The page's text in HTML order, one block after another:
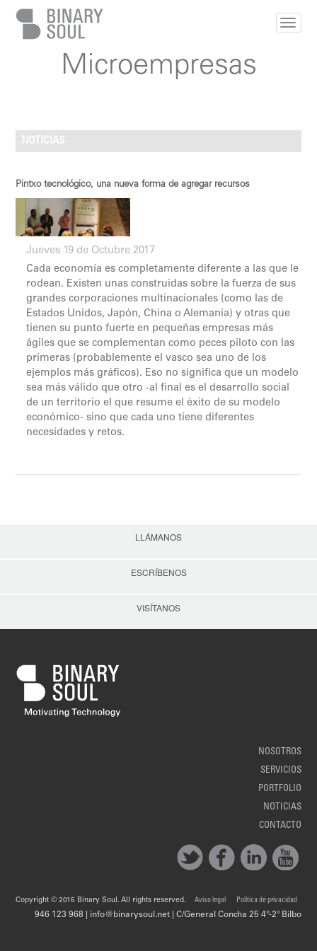
Pasar al contenido principalMicroempresas
NOTICIAS
Pintxo tecnológico, una nueva forma de agregar recursos
Jueves 19 de Octubre 2017
Cada economía es completamente diferente a las que le
rodean. Existen unas construidas sobre la fuerza de sus
grandes corporaciones multinacionales (como las de
Estados Unidos, Japón, China o Alemania) y otras que
tienen su punto fuerte en pequeñas empresas más
ágiles que se complementan como peces piloto con las
primeras (probablemente el vasco sea uno de los
ejemplos más gráficos). Eso no significa que un modelo
sea más válido que otro -al final es el desarrollo social
de un territorio el que resume el éxito de su modelo
económico- sino que cada uno tiene diferentes
necesidades y retos.
LLÁMANOS
ESCRÍBENOS
VISÍTANOS
NOSOTROS
SERVICIOS
PORTFOLIO
NOTICIAS
CONTACTO
Copyright © 2015 Binary Soul. All rights reserved. Aviso legal Política de privacidad
946 123 968 | info@binarysoul.net | C/General Concha 25 4º-2º Bilbo